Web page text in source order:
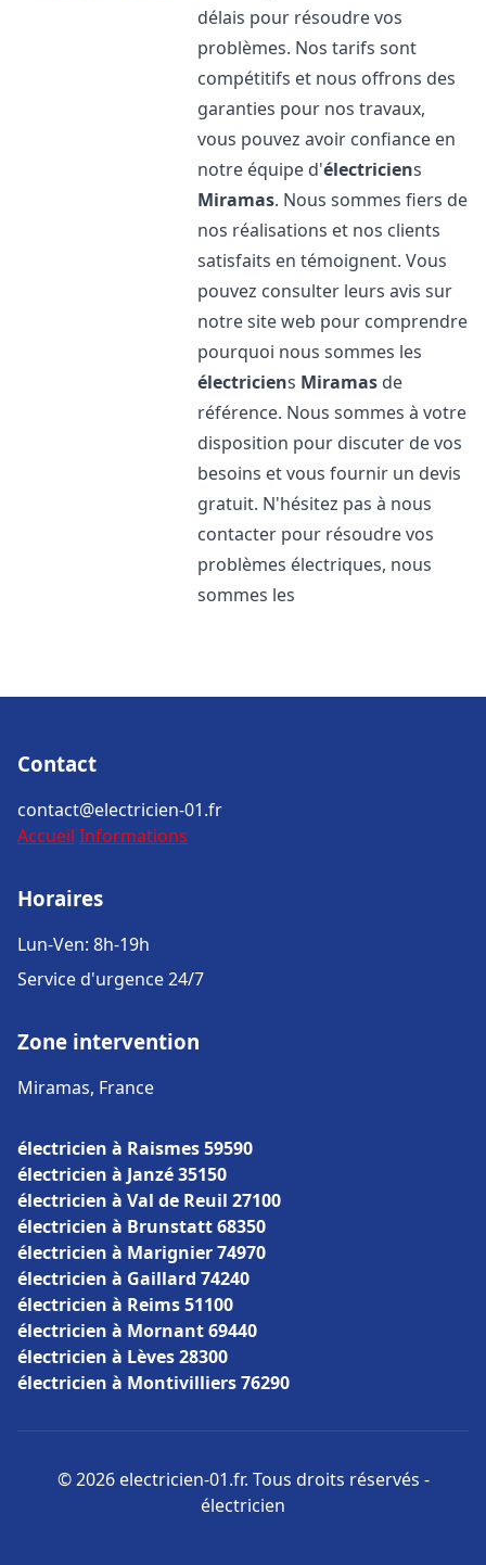
délais pour résoudre vos
problèmes. Nos tarifs sont
compétitifs et nous offrons des
garanties pour nos travaux,
vous pouvez avoir confiance en
notre équipe d'électriciens
Miramas. Nous sommes fiers de
nos réalisations et nos clients
satisfaits en témoignent. Vous
pouvez consulter leurs avis sur
notre site web pour comprendre
pourquoi nous sommes les
électriciens Miramas de
référence. Nous sommes à votre
disposition pour discuter de vos
besoins et vous fournir un devis
gratuit. N'hésitez pas à nous
contacter pour résoudre vos
problèmes électriques, nous
sommes les
Contact
contact@electricien-01.fr
Accueil Informations
Horaires
Lun-Ven: 8h-19h
Service d'urgence 24/7
Zone intervention
Miramas, France
électricien à Raismes 59590
électricien à Janzé 35150
électricien à Val de Reuil 27100
électricien à Brunstatt 68350
électricien à Marignier 74970
électricien à Gaillard 74240
électricien à Reims 51100
électricien à Mornant 69440
électricien à Lèves 28300
électricien à Montivilliers 76290
© 2026 electricien-01.fr. Tous droits réservés -
électricien